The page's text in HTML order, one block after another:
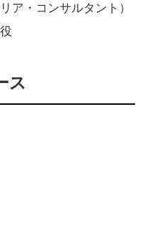
ア・コンサルタント）
ス